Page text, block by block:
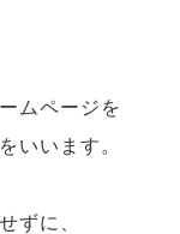
ムページを
いいます。
ずに、